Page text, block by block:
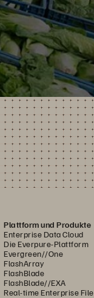
Plattform und Produkte
Enterprise Data Cloud
Die Everpure-Plattform
Evergreen//One
FlashArray
FlashBlade
FlashBlade//EXA
Real-time Enterprise File